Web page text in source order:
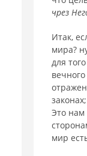
чрез
Итак,
мира?
для
Это нам
мир